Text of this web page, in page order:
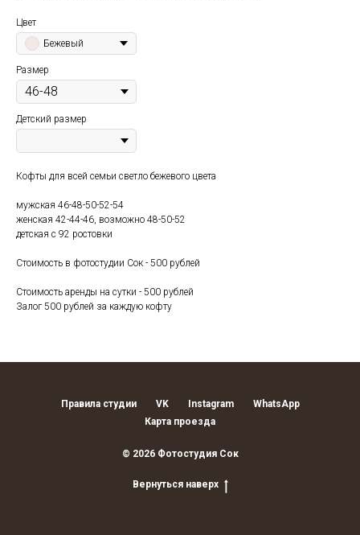
Цвет
Бежевый
Размер
Детский размер
Кофты для всей семьи светло бежевого цвета
мужская 46-48-50-52-54
женская 42-44-46, возможно 48-50-52
детская с 92 ростовки
Стоимость в фотостудии Сок - 500 рублей
Стоимость аренды на сутки - 500 рублей
Залог 500 рублей за каждую кофту
Правила студии VK Instagram
WhatsApp
Карта проезда
© 2026 Фотостудия Сок
Вернуться наверх